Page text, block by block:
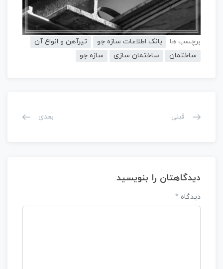
برچسب ها: بانک اطلاعات سازه جو
تیرآهن و انواع آن
ساختمان
ساختمان سازی سازه جو
قبلی بعدی
دیدگاهتان را بنویسید
دیدگاه *